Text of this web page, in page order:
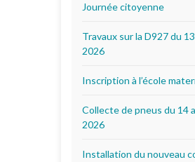
Journée citoyenne
Travaux sur la D927 du
2026
Inscription à l’école
Collecte de pneus du 14
2026
Installation du nouveau